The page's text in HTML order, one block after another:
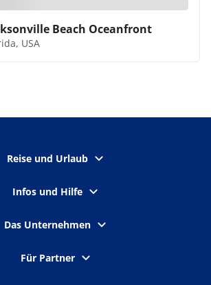
Beach Oceanfront
USA
Reise und Urlaub
Infos und Hilfe
Das Unternehmen
Für Partner